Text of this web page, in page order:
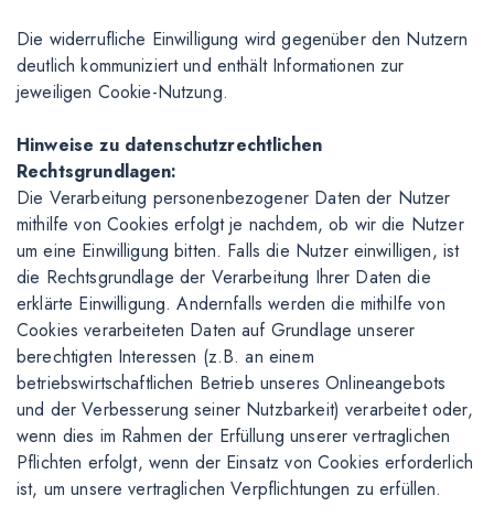
Die widerrufliche Einwilligung wird gegenüber den Nutzern
deutlich kommuniziert und enthält Informationen zur
jeweiligen Cookie-Nutzung.
Hinweise zu datenschutzrechtlichen
Rechtsgrundlagen:
Die Verarbeitung personenbezogener Daten der Nutzer
mithilfe von Cookies erfolgt je nachdem, ob wir die Nutzer
um eine Einwilligung bitten. Falls die Nutzer einwilligen, ist
die Rechtsgrundlage der Verarbeitung Ihrer Daten die
erklärte Einwilligung. Andernfalls werden die mithilfe von
Cookies verarbeiteten Daten auf Grundlage unserer
berechtigten Interessen (z.B. an einem
betriebswirtschaftlichen Betrieb unseres Onlineangebots
und der Verbesserung seiner Nutzbarkeit) verarbeitet oder,
wenn dies im Rahmen der Erfüllung unserer vertraglichen
Pflichten erfolgt, wenn der Einsatz von Cookies erforderlich
ist, um unsere vertraglichen Verpflichtungen zu erfüllen.